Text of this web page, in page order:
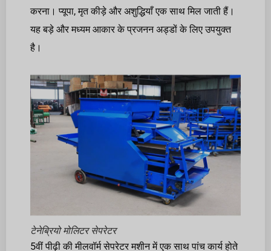
करना। प्यूपा, मृत कीड़े और अशुद्धियाँ एक साथ मिल जाती हैं।
यह बड़े और मध्यम आकार के प्रजनन अड्डों के लिए उपयुक्त
है।
टेनेब्रियो मोलिटर सेपरेटर
5वीं पीढ़ी की मीलवॉर्म सेपरेटर मशीन में एक साथ पांच कार्य होते